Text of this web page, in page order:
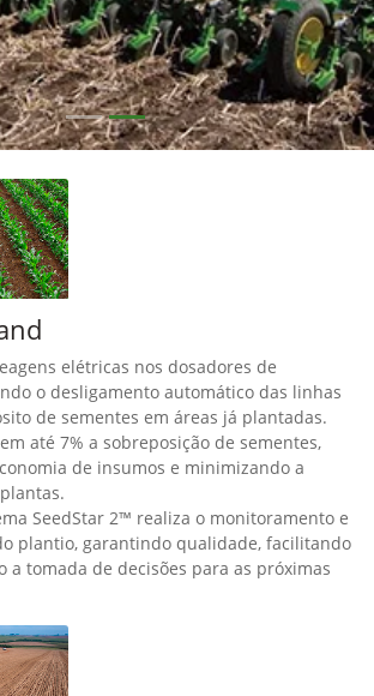
elétricas nos dosadores de
o desligamento automático das linhas
de sementes em áreas já plantadas.
até 7% a sobreposição de sementes,
de insumos e minimizando a
SeedStar 2™ realiza o monitoramento e
plantio, garantindo qualidade, facilitando
a tomada de decisões para as próximas